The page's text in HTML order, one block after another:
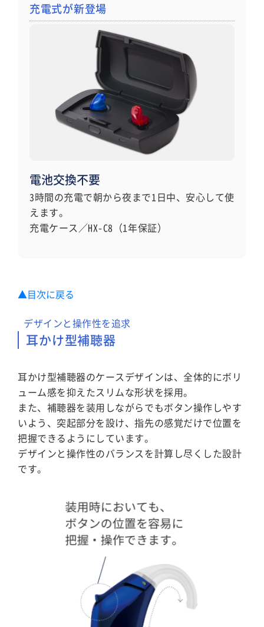
充電式が新登場
電池交換不要
3時間の充電で朝から夜まで1日中、安心して使
えます。
充電ケース／HX-C8（1年保証）
▲目次に戻る
デザインと操作性を追求
耳かけ型補聴器
耳かけ型補聴器のケースデザインは、全体的にボリ
ューム感を抑えたスリムな形状を採用。
また、補聴器を装用しながらでもボタン操作しやす
いよう、突起部分を設け、指先の感覚だけで位置を
把握できるようにしています。
デザインと操作性のバランスを計算し尽くした設計
です。